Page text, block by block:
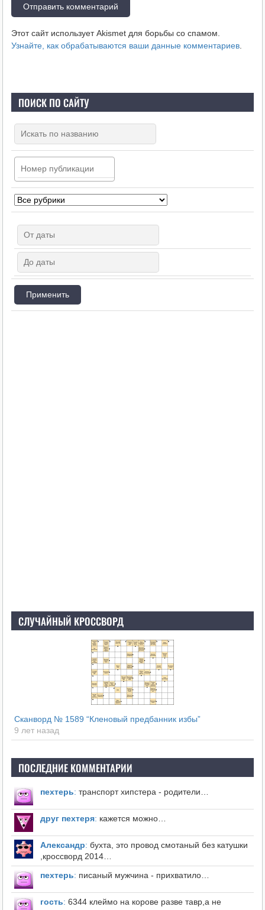
Этот сайт использует Akismet для борьбы со спамом.
Узнайте, как обрабатываются ваши данные комментариев.
ПОИСК ПО САЙТУ
СЛУЧАЙНЫЙ КРОССВОРД
Сканворд № 1589 “Кленовый предбанник избы”
9 лет назад
ПОСЛЕДНИЕ КОММЕНТАРИИ
пехтерь: транспорт хипстера - родители…
друг пехтеря: кажется можно…
Александр: бухта, это провод смотаный без катушки
,кроссворд 2014…
пехтерь: писаный мужчина - прихватило…
гость: 6344 клеймо на корове разве тавр,а не